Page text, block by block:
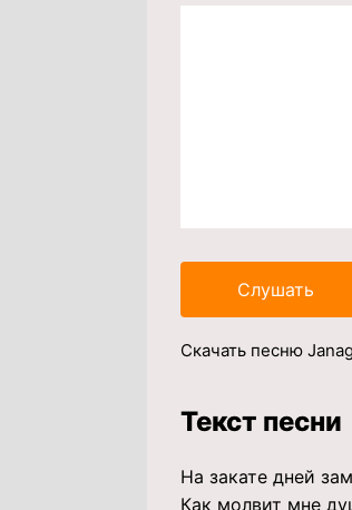
Слушать
Скачать песню
Текст песни
На закате дней
Как молвит мне